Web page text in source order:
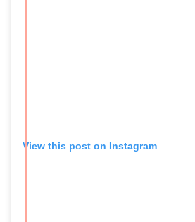
View this post on Instagram